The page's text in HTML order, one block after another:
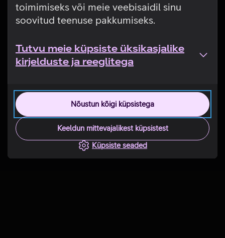
toimimiseks või meie veebisaidil sinu
soovitud teenuse pakkumiseks.
Tutvu meie küpsiste üksikasjalike
kirjelduste ja reeglitega
Nõustun kõigi küpsistega
Keeldun mittevajalikest küpsistest
Küpsiste seaded